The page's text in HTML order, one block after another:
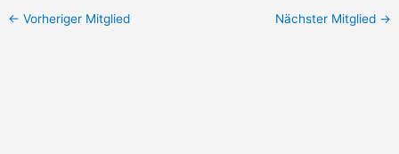
← Vorheriger Mitglied Nächster Mitglied →